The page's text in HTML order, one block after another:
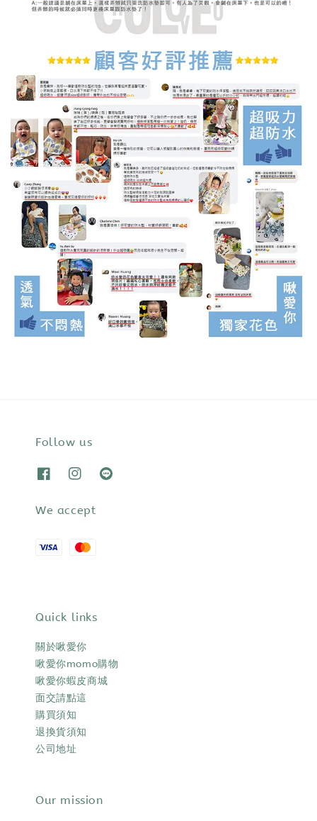
Follow us
We accept
Quick links
關於啾愛你
啾愛你momo購物
啾愛你蝦皮商城
面交請點這
購買須知
退換貨須知
公司地址
Our mission